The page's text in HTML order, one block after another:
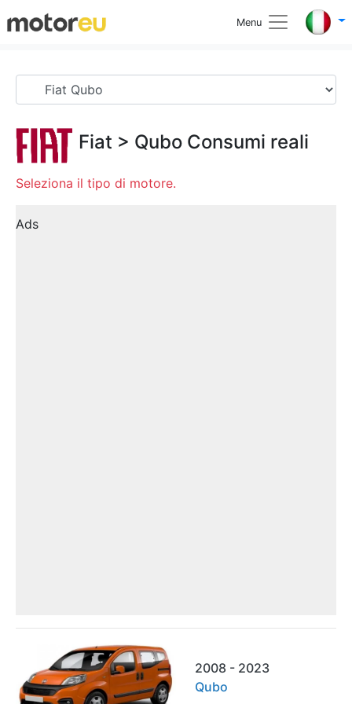
Menu
Fiat > Qubo Consumi reali
Seleziona il tipo di motore.
Ads
2008 - 2023
Qubo